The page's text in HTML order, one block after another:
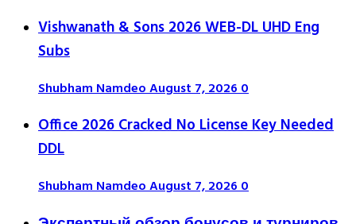
Vishwanath & Sons 2026 WEB-DL UHD Eng
Subs
Shubham NamdeoAugust 7, 20260
Office 2026 Cracked No License Key Needed
DDL
Shubham NamdeoAugust 7, 20260